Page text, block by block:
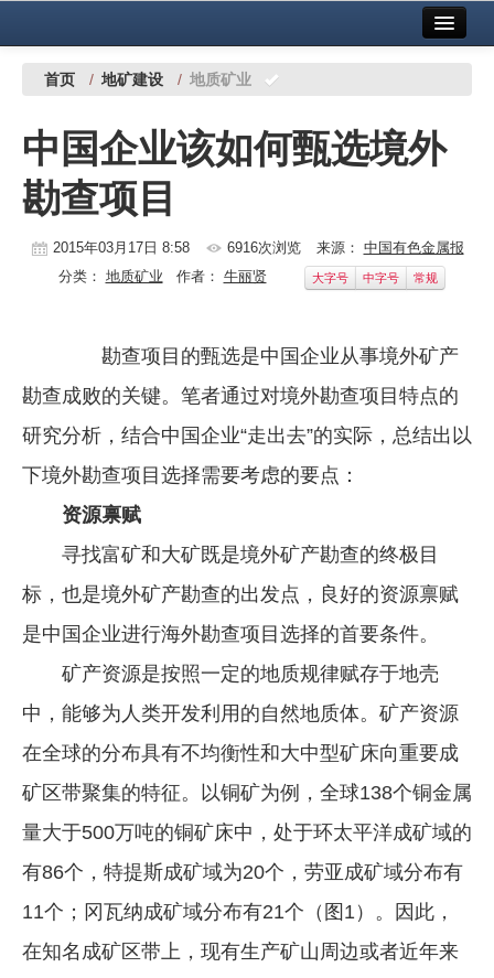
中国有色金属报社主办 广告服务
铜镍铅锌
铝
稀有稀土
镁钛
地矿 建设
党建工作
企业文化
《资源再生》杂志
数字报
首页 / 地矿建设 / 地质矿业
中国企业该如何甄选境外
勘查项目
2015年03月17日 8:58 6916次浏览 来源： 中国有色金属报
分类： 地质矿业 作者： 牛丽贤 大字号 中字号 常规
勘查项目的甄选是中国企业从事境外矿产
勘查成败的关键。笔者通过对境外勘查项目特点的
研究分析，结合中国企业“走出去”的实际，总结出以
下境外勘查项目选择需要考虑的要点：
资源禀赋
寻找富矿和大矿既是境外矿产勘查的终极目
标，也是境外矿产勘查的出发点，良好的资源禀赋
是中国企业进行海外勘查项目选择的首要条件。
矿产资源是按照一定的地质规律赋存于地壳
中，能够为人类开发利用的自然地质体。矿产资源
在全球的分布具有不均衡性和大中型矿床向重要成
矿区带聚集的特征。以铜矿为例，全球138个铜金属
量大于500万吨的铜矿床中，处于环太平洋成矿域的
有86个，特提斯成矿域为20个，劳亚成矿域分布有
11个；冈瓦纳成矿域分布有21个（图1）。因此，
在知名成矿区带上，现有生产矿山周边或者近年来